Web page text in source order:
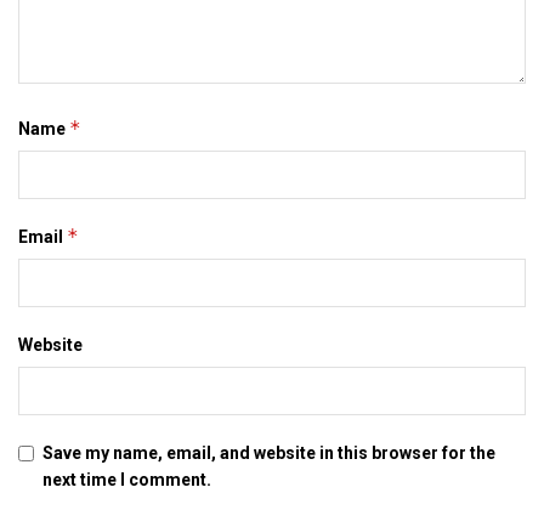
Name *
Email *
Website
Save my name, email, and website in this browser for the
next time I comment.